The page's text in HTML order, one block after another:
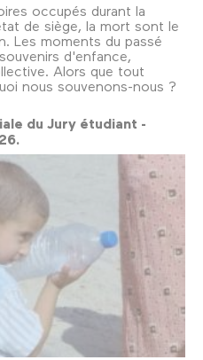
occupés durant la
de siège, la mort sont le
Les moments du passé
d'enfance,
Alors que tout
nous souvenons-nous ?
du Jury étudiant -